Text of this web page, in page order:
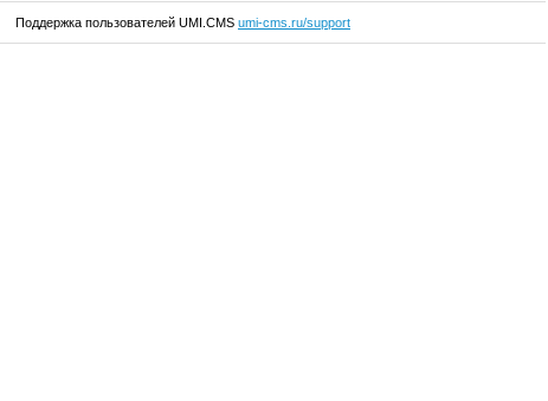
Поддержка пользователей UMI.CMS umi-cms.ru/support